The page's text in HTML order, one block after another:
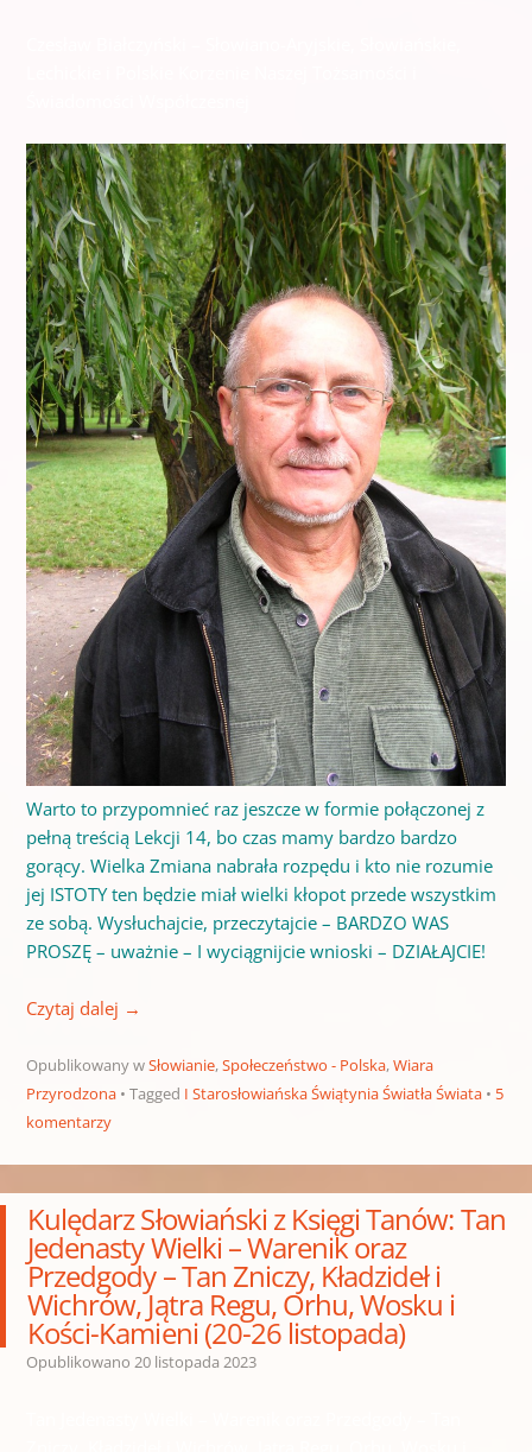
Warto to przypomnieć raz jeszcze w formie połączonej z
pełną treścią Lekcji 14, bo czas mamy bardzo bardzo
gorący. Wielka Zmiana nabrała rozpędu i kto nie rozumie
jej ISTOTY ten będzie miał wielki kłopot przede wszystkim
ze sobą. Wysłuchajcie, przeczytajcie – BARDZO WAS
PROSZĘ – uważnie – I wyciągnijcie wnioski – DZIAŁAJCIE!
Czytaj dalej →
Opublikowany wSłowianie,Społeczeństwo - Polska,Wiara
Przyrodzona
Tagged I Starosłowiańska Świątynia Światła Świata
5
komentarzy
Kulędarz Słowiański z Księgi Tanów: Tan
Jedenasty Wielki – Warenik oraz
Przedgody – Tan Zniczy, Kładzideł i
Wichrów, Jątra Regu, Orhu, Wosku i
Kości-Kamieni (20-26 listopada)
Opublikowano 20 listopada 2023